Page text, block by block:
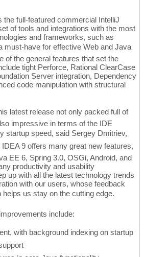
the full-featured commercial IntelliJ
of tools and integrations with the most
and frameworks, such as
must-have for effective Web and Java
of the general features that set the
tight Perforce, Rational ClearCase
Server integration, Dependency
code manipulation with structural
latest release not only packed full of
impressive in terms of the IDE
startup speed, said Sergey Dmitriev,
IDEA 9 offers many great new features,
EE 6, Spring 3.0, OSGi, Android, and
productivity and usability
up with all the latest technology trends
with our users, whose feedback
us stay on the cutting edge.
include:
with background indexing on startup